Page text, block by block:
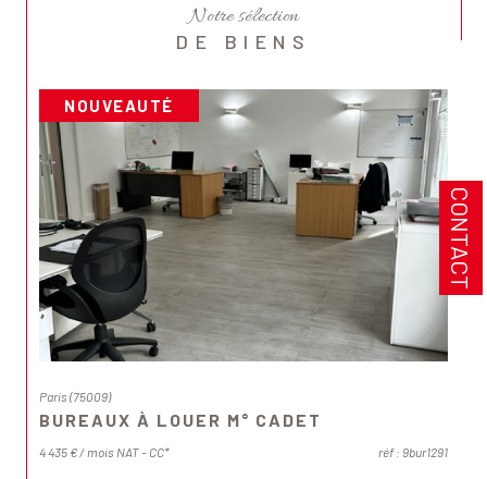
CONTACT
Notre sélection
DE BIENS
NOUVEAUTÉ
Paris (75009)
BUREAUX À LOUER M° CADET
4 435 € / mois NAT - CC* réf : 9bur1291